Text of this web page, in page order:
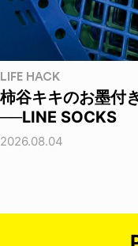
LIFE HACK
柿谷キキのお墨付
──LINE SOCKS
2026.08.04